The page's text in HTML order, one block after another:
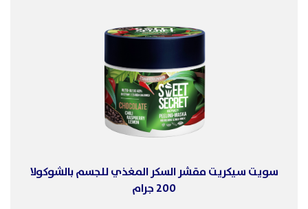
سويت سيكريت مقشر السكر المغذي للجسم بالشوكولا
200 جرام